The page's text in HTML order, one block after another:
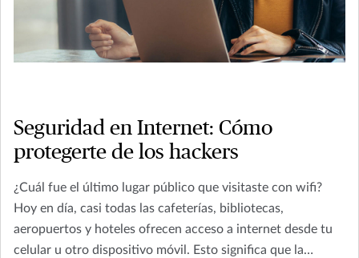
Seguridad en Internet: Cómo
protegerte de los hackers
¿Cuál fue el último lugar público que visitaste con wifi?
Hoy en día, casi todas las cafeterías, bibliotecas,
aeropuertos y hoteles ofrecen acceso a internet desde tu
celular u otro dispositivo móvil. Esto significa que la